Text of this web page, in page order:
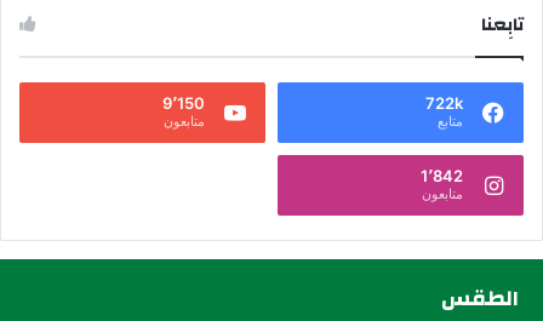
تابِعنا
722k
متابع
9٬150
متابعون
1٬842
متابعون
الطقس